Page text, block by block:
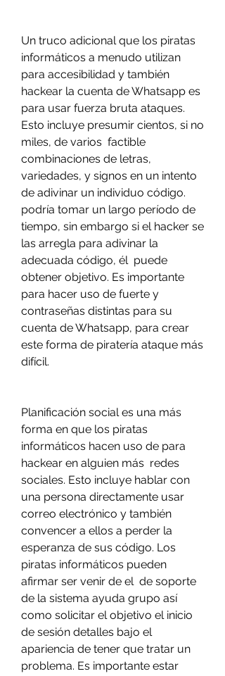
Un truco adicional que los piratas
informáticos a menudo utilizan
para accesibilidad y también
hackear la cuenta de Whatsapp es
para usar fuerza bruta ataques.
Esto incluye presumir cientos, si no
miles, de varios  factible
combinaciones de letras,
variedades, y signos en un intento
de adivinar un individuo código.
podría tomar un largo período de
tiempo, sin embargo si el hacker se
las arregla para adivinar la
adecuada código, él  puede
obtener objetivo. Es importante
para hacer uso de fuerte y
contraseñas distintas para su
cuenta de Whatsapp, para crear
este forma de piratería ataque más
difícil.
Planificación social es una más
forma en que los piratas
informáticos hacen uso de para
hackear en alguien más  redes
sociales. Esto incluye hablar con
una persona directamente usar
correo electrónico y también
convencer a ellos a perder la
esperanza de sus código. Los
piratas informáticos pueden
afirmar ser venir de el  de soporte
de la sistema ayuda grupo así
como solicitar el objetivo el inicio
de sesión detalles bajo el
apariencia de tener que tratar un
problema. Es importante estar